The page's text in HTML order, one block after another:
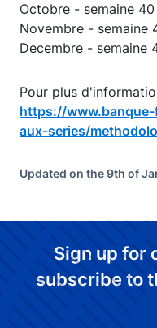
Octobre - semaine 40
Novembre - semaine
Decembre - semaine
Pour plus
https://
aux-series/
Updated on the 9th of
Sign up for
subscribe to